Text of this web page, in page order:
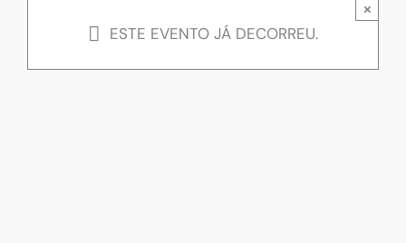
ESTE EVENTO JÁ DECORREU.
×